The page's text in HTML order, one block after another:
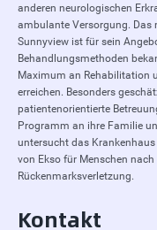
anderen neurologischen
ambulante Versorgung.
Sunnyview ist für sein
Behandlungsmethoden
Maximum an Rehabilitation
erreichen. Besonders
patientenorientierte
Programm an ihre Familie
untersucht das
von Ekso für Menschen
Rückenmarksverletzung.
Kontakt